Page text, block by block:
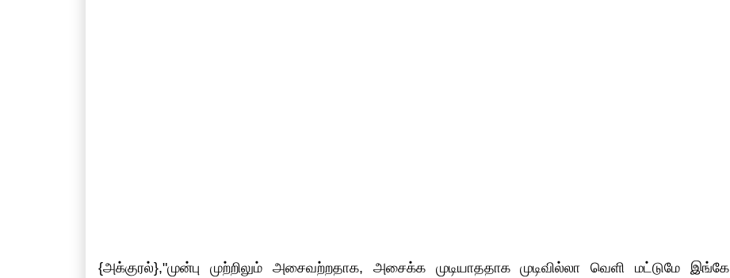
{அக்குரல்},"முன்பு முற்றிலும் அசைவற்றதாக, அசைக்க முடியாததாக முடிவில்லா வெளி மட்டுமே இங்கே